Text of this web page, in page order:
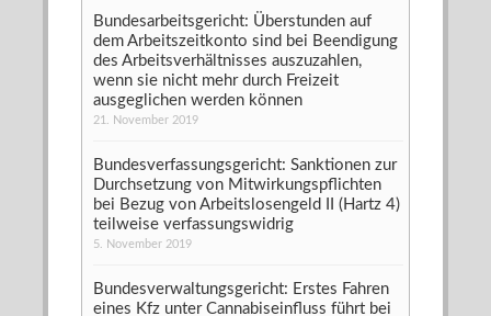
Bundesarbeitsgericht: Überstunden auf
dem Arbeitszeitkonto sind bei Beendigung
des Arbeitsverhältnisses auszuzahlen,
wenn sie nicht mehr durch Freizeit
ausgeglichen werden können
21. November 2019
Bundesverfassungsgericht: Sanktionen zur
Durchsetzung von Mitwirkungspflichten
bei Bezug von Arbeitslosengeld II (Hartz 4)
teilweise verfassungswidrig
5. November 2019
Bundesverwaltungsgericht: Erstes Fahren
eines Kfz unter Cannabiseinfluss führt bei